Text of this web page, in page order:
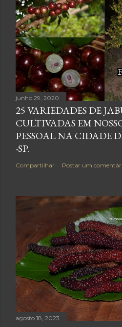
junho 29, 2020
25 VARIEDADES DE
CULTIVADAS EM
PESSOAL NA CIDADE
-SP.
Compartilhar Postar um
agosto 18, 2023